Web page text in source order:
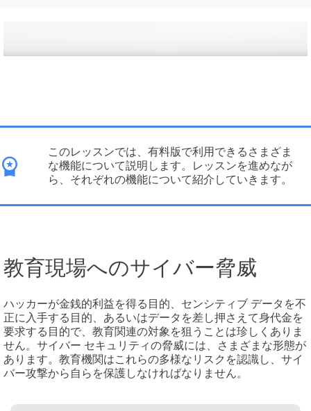
このレッスンでは、有料版で利用できるさまざま
な機能について説明します。レッスンを進めなが
ら、それぞれの機能について紹介していきます。
教育現場へのサイバー脅威
ハッカーが金銭的利益を得る目的、センシティブ データを不
正に入手する目的、あるいはデータを差し押さえて身代金を
要求する目的で、教育関連の対象を狙うことは珍しくありま
せん。サイバー セキュリティの脅威には、さまざまな形態が
あります。教育機関はこれらの多様なリスクを認識し、サイ
バー攻撃から自らを保護しなければなりません。